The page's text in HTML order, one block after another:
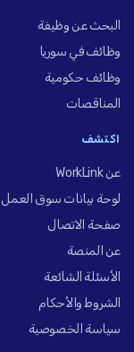
البحث عن وظيفة
وظائف في سوريا
وظائف حكومية
المناقصات
اكتشف
عن WorkLink
لوحة بيانات سوق العمل
صفحة الاتصال
عن المنصة
الأسئلة الشائعة
الشروط والأحكام
سياسة الخصوصية